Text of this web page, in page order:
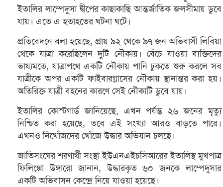
ইতালির লাম্পেদুসা দ্বীপের কাছাকাছি আন্তর্জাতিক জলসীমায় ডুবে
যায়। এতে এ হতাহতের ঘটনা ঘটে।
প্রতিবেদনে বলা হয়েছে, প্রায় ৯২ থেকে ৯৭ জন অভিবাসী লিবিয়া
থেকে যাত্রা করেছিলেন দুটি নৌকায়। বেঁচে যাওয়া ব্যক্তিদের
ভাষ্যমতে, যাত্রাপথে একটি নৌকায় পানি ঢুকতে শুরু করলে সব
যাত্রীকে অপর একটি ফাইবারগ্লাসের নৌকায় স্থানান্তর করা হয়।
অতিরিক্ত যাত্রী বহনের কারণে সেই নৌকাটি ডুবে যায়।
ইতালির কোস্টগার্ড জানিয়েছে, এখন পর্যন্ত ২৬ জনের মৃত্যু
নিশ্চিত করা হয়েছে, তবে এই সংখ্যা আরও বাড়তে পারে।
এখনও নিখোঁজদের খোঁজে উদ্ধার অভিযান চলছে।
জাতিসংঘের শরণার্থী সংস্থা ইউএনএইচসিআরের ইতালিস্থ মুখপাত্র
ফিলিপ্পো উঙ্গারো জানান, উদ্ধারকৃত ৬০ জনকে লাম্পেদুসার
একটি অভিবাসন কেন্দ্রে নিয়ে যাওয়া হয়েছে।